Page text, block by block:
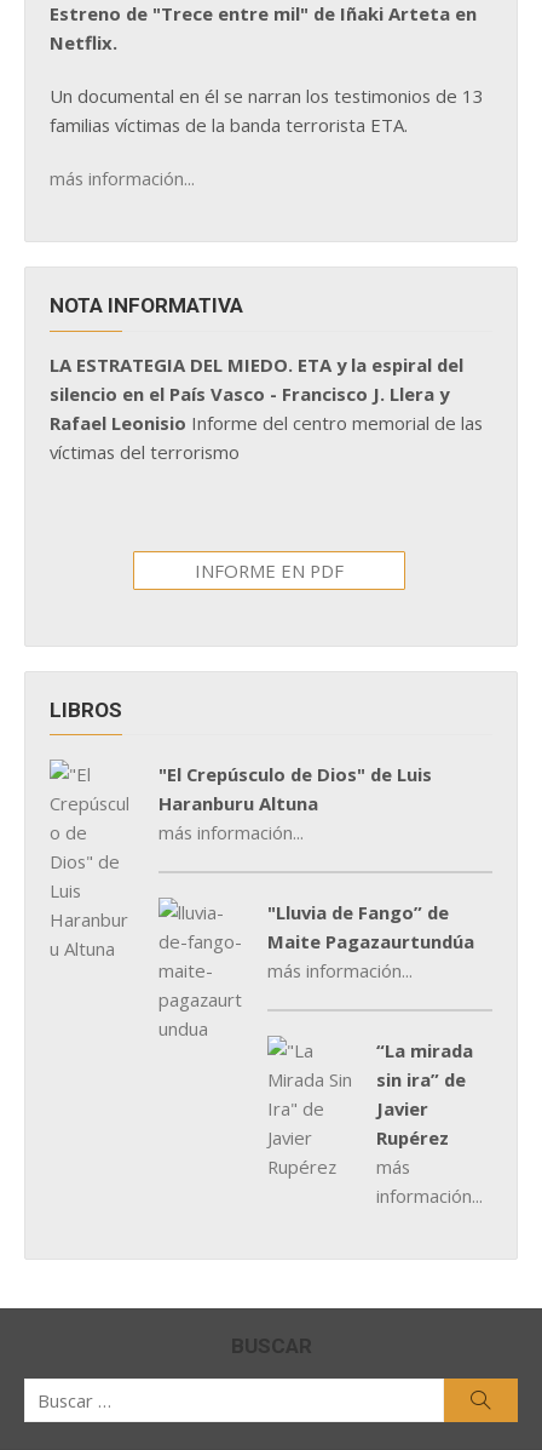
Estreno de "Trece entre mil" de Iñaki Arteta en
Netflix.
Un documental en él se narran los testimonios de 13
familias víctimas de la banda terrorista ETA.
más información...
NOTA INFORMATIVA
LA ESTRATEGIA DEL MIEDO. ETA y la espiral del
silencio en el País Vasco - Francisco J. Llera y
Rafael Leonisio Informe del centro memorial de las
víctimas del terrorismo
INFORME EN PDF
LIBROS
"El Crepúsculo de Dios" de Luis
Haranburu Altuna
más información...
"Lluvia de Fango” de
Maite Pagazaurtundúa
más información...
“La mirada
sin ira” de
Javier
Rupérez
más
información...
BUSCAR